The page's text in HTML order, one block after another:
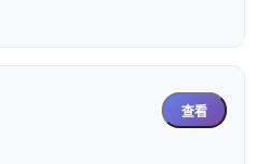
查看